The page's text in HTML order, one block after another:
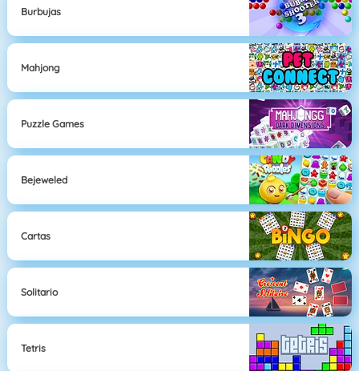
Burbujas
Mahjong
Puzzle Games
Bejeweled
Cartas
Solitario
Tetris